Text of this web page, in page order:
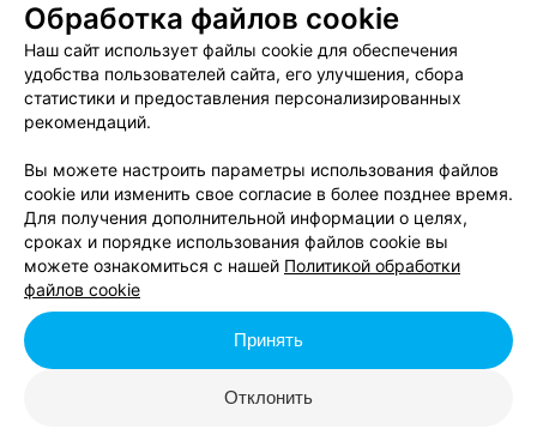
Согласен опубликовать отзыв. Подробнее обусловиях
обработки персональных данныхимеханизме реализации
прав
Добавить отзыв
Нажимая кнопку «Добавить отзыв», вы принимаетеусловия
Пользовательского соглашения
«Сольный концерт Даши Герман». У нас вы можете купить
Обработка файлов cookie
Наш сайт использует файлы cookie для обеспечения
удобства пользователей сайта, его улучшения, сбора
статистики и предоставления персонализированных
рекомендаций.
Вы можете настроить параметры использования файлов
cookie или изменить свое согласие в более позднее время.
Для получения дополнительной информации о целях,
сроках и порядке использования файлов cookie вы
можете ознакомиться с нашей Политикой обработки
файлов cookie
Отклонить
Принять